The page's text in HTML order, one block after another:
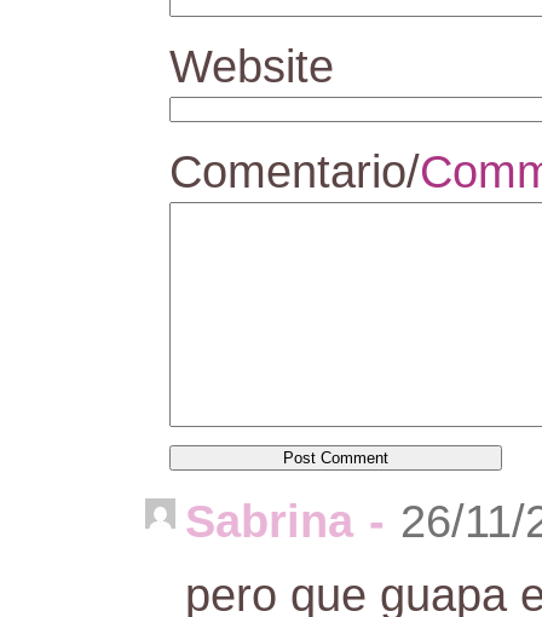
Website
Comentario/
Sabrina - 26/11/
pero que guapa